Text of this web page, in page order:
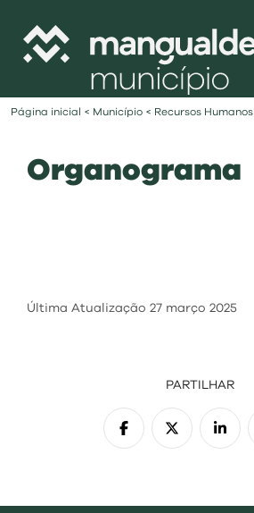
município
Página inicial < Município < Recursos Humanos
Organograma
Última Atualização 27 março 2025
PARTILHAR